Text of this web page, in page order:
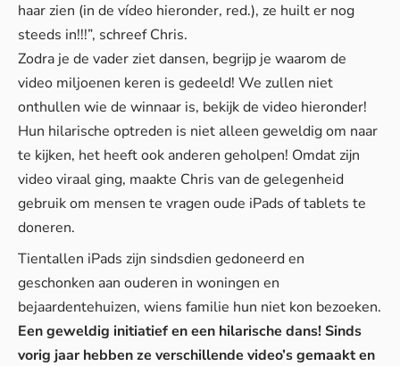
haar zien (in de vídeo hieronder, red.), ze huilt er nog
steeds in!!!”, schreef Chris.
Zodra je de vader ziet dansen, begrijp je waarom de
video miljoenen keren is gedeeld! We zullen niet
onthullen wie de winnaar is, bekijk de video hieronder!
Hun hilarische optreden is niet alleen geweldig om naar
te kijken, het heeft ook anderen geholpen! Omdat zijn
video viraal ging, maakte Chris van de gelegenheid
gebruik om mensen te vragen oude iPads of tablets te
doneren.
Tientallen iPads zijn sindsdien gedoneerd en
geschonken aan ouderen in woningen en
bejaardentehuizen, wiens familie hun niet kon bezoeken.
Een geweldig initiatief en een hilarische dans! Sinds
vorig jaar hebben ze verschillende video’s gemaakt en